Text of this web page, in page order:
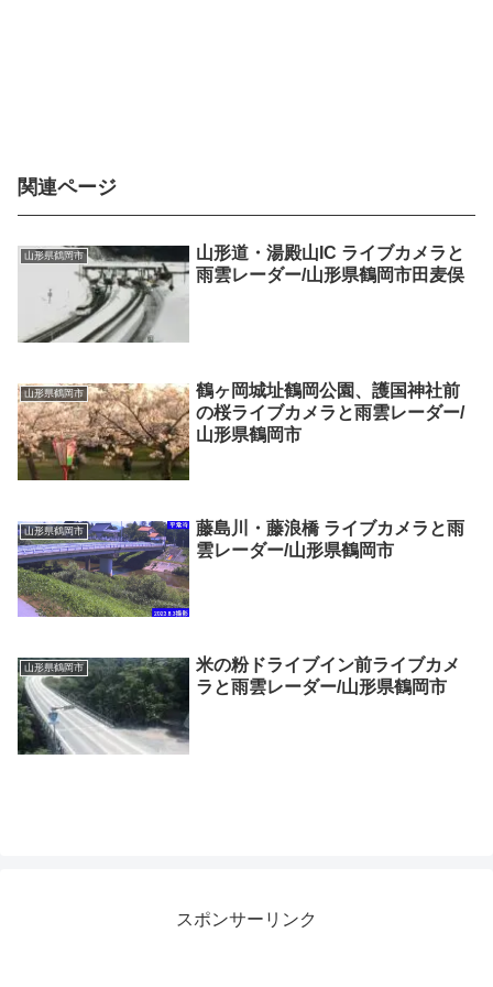
関連ページ
山形県鶴岡市
山形道・湯殿山IC ライブカメラと
雨雲レーダー/山形県鶴岡市田麦俣
山形県鶴岡市
鶴ヶ岡城址鶴岡公園、護国神社前
の桜ライブカメラと雨雲レーダー/
山形県鶴岡市
山形県鶴岡市
藤島川・藤浪橋 ライブカメラと雨
雲レーダー/山形県鶴岡市
山形県鶴岡市
米の粉ドライブイン前ライブカメ
ラと雨雲レーダー/山形県鶴岡市
スポンサーリンク